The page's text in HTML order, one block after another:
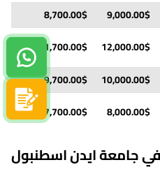
4,750.00$
10%
4,750.00$
10%
6,250.00$
10%
9,000.00$
8,700.00$
12,000.00$
11,700.00$
10,000.00$
9,700.00$
8,000.00$
7,700.00$
9,000.00$
8,700.00$
جامعة ايدن اسطنبول
سجل الآن